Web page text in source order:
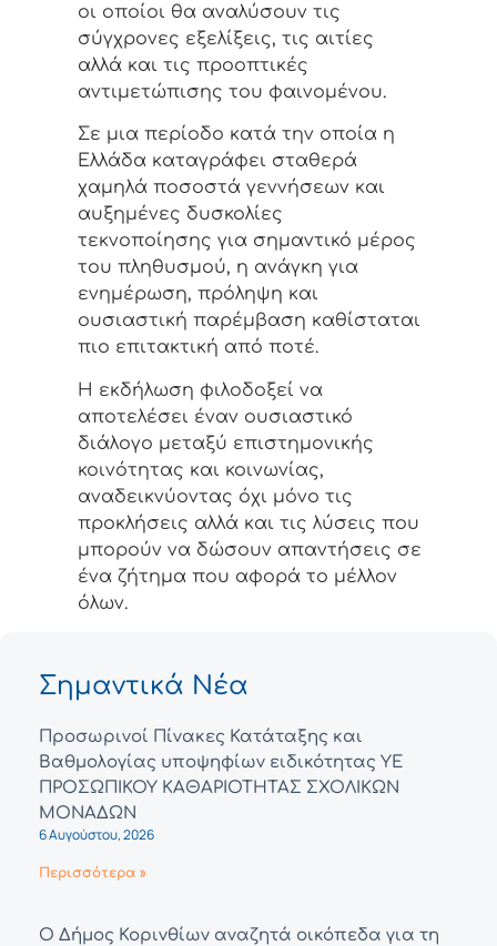
οι οποίοι θα αναλύσουν τις
σύγχρονες εξελίξεις, τις αιτίες
αλλά και τις προοπτικές
αντιμετώπισης του φαινομένου.
Σε μια περίοδο κατά την οποία η
Ελλάδα καταγράφει σταθερά
χαμηλά ποσοστά γεννήσεων και
αυξημένες δυσκολίες
τεκνοποίησης για σημαντικό μέρος
του πληθυσμού, η ανάγκη για
ενημέρωση, πρόληψη και
ουσιαστική παρέμβαση καθίσταται
πιο επιτακτική από ποτέ.
Η εκδήλωση φιλοδοξεί να
αποτελέσει έναν ουσιαστικό
διάλογο μεταξύ επιστημονικής
κοινότητας και κοινωνίας,
αναδεικνύοντας όχι μόνο τις
προκλήσεις αλλά και τις λύσεις που
μπορούν να δώσουν απαντήσεις σε
ένα ζήτημα που αφορά το μέλλον
όλων.
Σημαντικά Νέα
Προσωρινοί Πίνακες Κατάταξης και
Βαθμολογίας υποψηφίων ειδικότητας ΥΕ
ΠΡΟΣΩΠΙΚΟΥ ΚΑΘΑΡΙΟΤΗΤΑΣ ΣΧΟΛΙΚΩΝ
ΜΟΝΑΔΩΝ
6 Αυγούστου, 2026
Περισσότερα »
Ο Δήμος Κορινθίων αναζητά οικόπεδα για τη